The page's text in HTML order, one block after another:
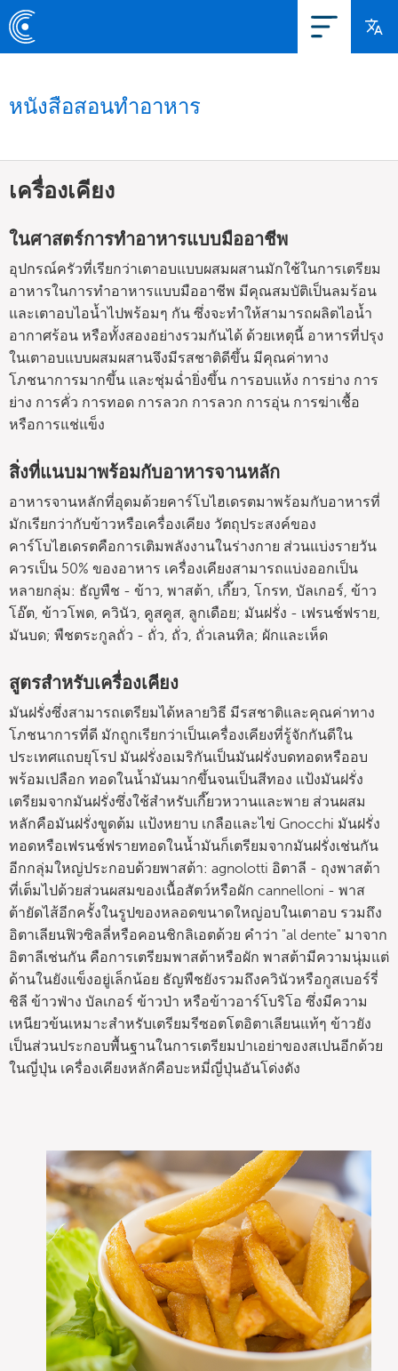
หนังสือสอนทำอาหาร
เครื่องเคียง
ในศาสตร์การทำอาหารแบบมืออาชีพ
อุปกรณ์ครัวที่เรียกว่าเตาอบแบบผสมผสานมักใช้ในการเตรียม
อาหารในการทำอาหารแบบมืออาชีพ มีคุณสมบัติเป็นลมร้อน
และเตาอบไอน้ำไปพร้อมๆ กัน ซึ่งจะทำให้สามารถผลิตไอน้ำ
อากาศร้อน หรือทั้งสองอย่างรวมกันได้ ด้วยเหตุนี้ อาหารที่ปรุง
ในเตาอบแบบผสมผสานจึงมีรสชาติดีขึ้น มีคุณค่าทาง
โภชนาการมากขึ้น และชุ่มฉ่ำยิ่งขึ้น การอบแห้ง การย่าง การ
ย่าง การคั่ว การทอด การลวก การลวก การอุ่น การฆ่าเชื้อ
หรือการแช่แข็ง
สิ่งที่แนบมาพร้อมกับอาหารจานหลัก
อาหารจานหลักที่อุดมด้วยคาร์โบไฮเดรตมาพร้อมกับอาหารที่
มักเรียกว่ากับข้าวหรือเครื่องเคียง วัตถุประสงค์ของ
คาร์โบไฮเดรตคือการเติมพลังงานในร่างกาย ส่วนแบ่งรายวัน
ควรเป็น 50% ของอาหาร เครื่องเคียงสามารถแบ่งออกเป็น
หลายกลุ่ม: ธัญพืช - ข้าว, พาสต้า, เกี๊ยว, โกรท, บัลเกอร์, ข้าว
โอ๊ต, ข้าวโพด, ควินัว, คูสคูส, ลูกเดือย; มันฝรั่ง - เฟรนช์ฟราย,
มันบด; พืชตระกูลถั่ว - ถั่ว, ถั่ว, ถั่วเลนทิล; ผักและเห็ด
สูตรสำหรับเครื่องเคียง
มันฝรั่งซึ่งสามารถเตรียมได้หลายวิธี มีรสชาติและคุณค่าทาง
โภชนาการที่ดี มักถูกเรียกว่าเป็นเครื่องเคียงที่รู้จักกันดีใน
ประเทศแถบยุโรป มันฝรั่งอเมริกันเป็นมันฝรั่งบดทอดหรืออบ
พร้อมเปลือก ทอดในน้ำมันมากขึ้นจนเป็นสีทอง แป้งมันฝรั่ง
เตรียมจากมันฝรั่งซึ่งใช้สำหรับเกี๊ยวหวานและพาย ส่วนผสม
หลักคือมันฝรั่งขูดต้ม แป้งหยาบ เกลือและไข่ Gnocchi มันฝรั่ง
ทอดหรือเฟรนช์ฟรายทอดในน้ำมันก็เตรียมจากมันฝรั่งเช่นกัน
อีกกลุ่มใหญ่ประกอบด้วยพาสต้า: agnolotti อิตาลี - ถุงพาสต้า
ที่เต็มไปด้วยส่วนผสมของเนื้อสัตว์หรือผัก cannelloni - พาส
ต้ายัดไส้อีกครั้งในรูปของหลอดขนาดใหญ่อบในเตาอบ รวมถึง
อิตาเลียนฟิวซิลลี่หรือคอนชิกลิเอตด้วย คำว่า "al dente" มาจาก
อิตาลีเช่นกัน คือการเตรียมพาสต้าหรือผัก พาสต้ามีความนุ่มแต่
ด้านในยังแข็งอยู่เล็กน้อย ธัญพืชยังรวมถึงควินัวหรือกูสเบอร์รี่
ชิลี ข้าวฟ่าง บัลเกอร์ ข้าวป่า หรือข้าวอาร์โบริโอ ซึ่งมีความ
เหนียวข้นเหมาะสำหรับเตรียมรีซอตโตอิตาเลียนแท้ๆ ข้าวยัง
เป็นส่วนประกอบพื้นฐานในการเตรียมปาเอย่าของสเปนอีกด้วย
ในญี่ปุ่น เครื่องเคียงหลักคือบะหมี่ญี่ปุ่นอันโด่งดัง